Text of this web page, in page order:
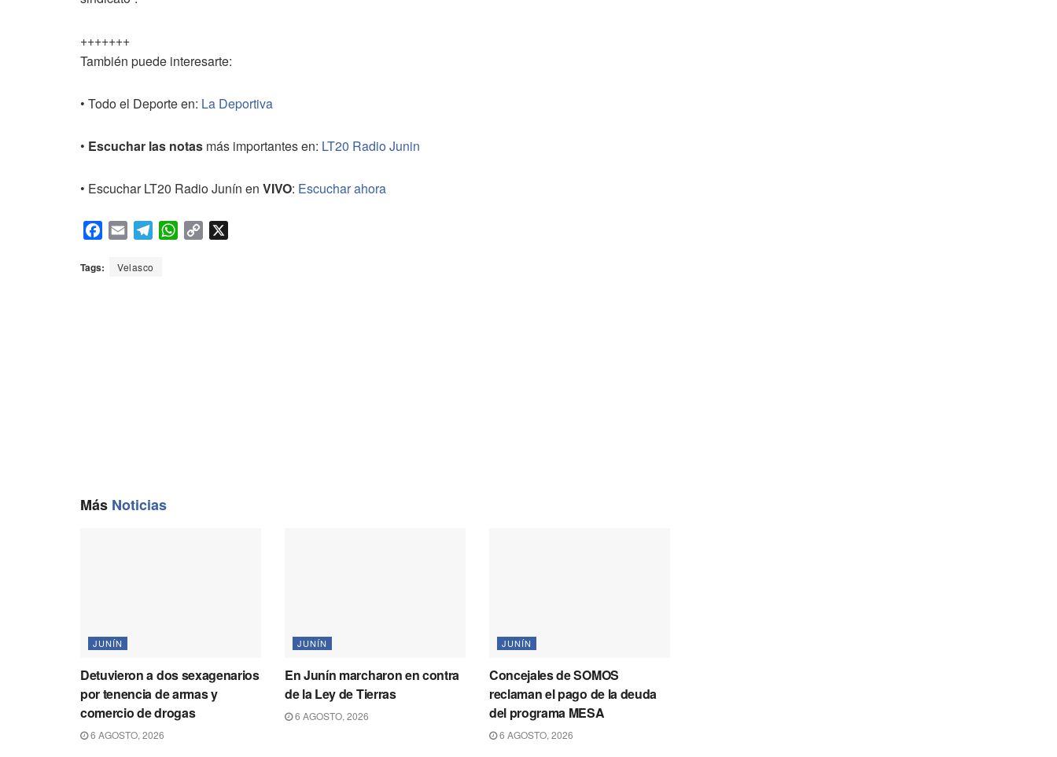
+++++++
También puede interesarte:
• Todo el Deporte en: La Deportiva
• Escuchar las notas más importantes en: LT20 Radio Junin
• Escuchar LT20 Radio Junín en VIVO: Escuchar ahora
c
a
W
Tags: Velasco
Más Noticias
JUNÍN
Detuvieron a dos sexagenarios
por tenencia de armas y
comercio de drogas
6 AGOSTO, 2026
JUNÍN
En Junín marcharon en contra
de la Ley de Tierras
6 AGOSTO, 2026
JUNÍN
Concejales de SOMOS
reclaman el pago de la deuda
del programa MESA
6 AGOSTO, 2026